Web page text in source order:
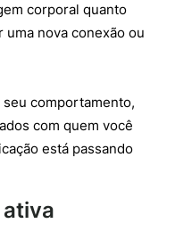
corporal quanto
nova conexão ou
comportamento,
com quem você
está passando